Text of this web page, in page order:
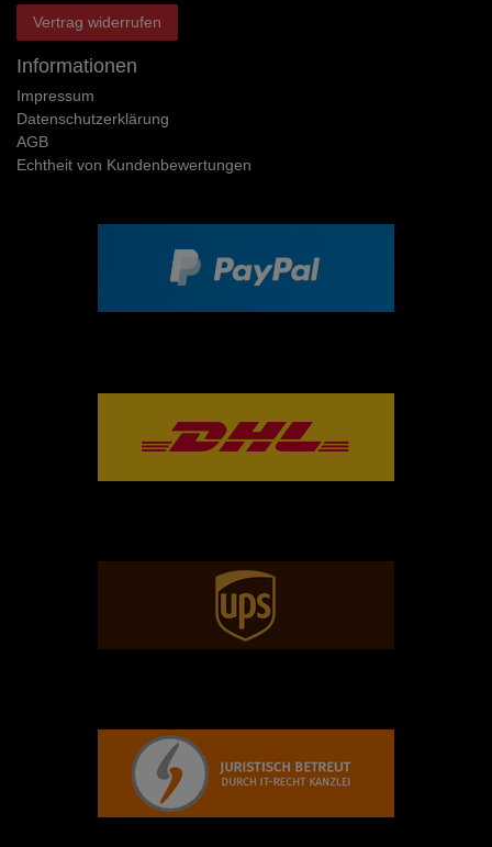
Vertrag widerrufen
Informationen
Impressum
Daten­schutz­erklärung
AGB
Echtheit von Kundenbewertungen